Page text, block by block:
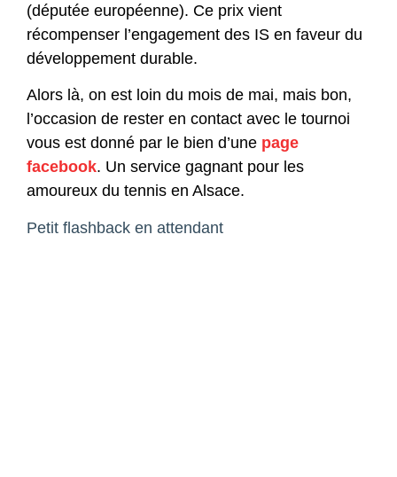
(députée européenne). Ce prix vient
récompenser l’engagement des IS en faveur du
développement durable.
Alors là, on est loin du mois de mai, mais bon,
l’occasion de rester en contact avec le tournoi
vous est donné par le bien d’une page
facebook. Un service gagnant pour les
amoureux du tennis en Alsace.
Petit flashback en attendant